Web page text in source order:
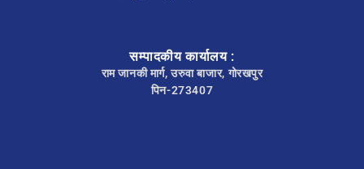
सम्पादकीय कार्यालय :
राम जानकी मार्ग, उरुवा बाजार, गोरखपुर
पिन-273407